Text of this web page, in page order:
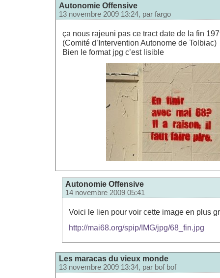
Autonomie Offensive
13 novembre 2009 13:24, par fargo
ça nous rajeuni pas ce tract date de la fin
(Comité d’Intervention Autonome de Tolbiac)
Bien le format jpg c’est lisible
Autonomie Offensive
14 novembre 2009 05:41
Voici le lien pour voir cette image en plus
http://mai68.org/spip/IMG/jpg/68_fin.jpg
Les maracas du vieux monde
13 novembre 2009 13:34, par bof bof